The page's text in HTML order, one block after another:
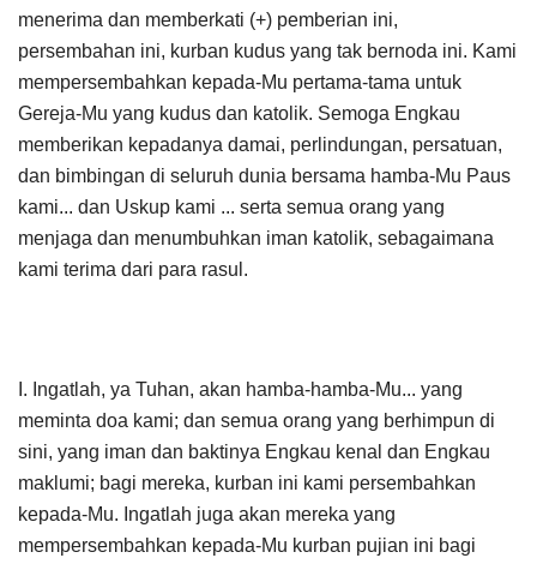
menerima dan memberkati (+) pemberian ini,
persembahan ini, kurban kudus yang tak bernoda ini. Kami
mempersembahkan kepada-Mu pertama-tama untuk
Gereja-Mu yang kudus dan katolik. Semoga Engkau
memberikan kepadanya damai, perlindungan, persatuan,
dan bimbingan di seluruh dunia bersama hamba-Mu Paus
kami... dan Uskup kami ... serta semua orang yang
menjaga dan menumbuhkan iman katolik, sebagaimana
kami terima dari para rasul.
I. Ingatlah, ya Tuhan, akan hamba-hamba-Mu... yang
meminta doa kami; dan semua orang yang berhimpun di
sini, yang iman dan baktinya Engkau kenal dan Engkau
maklumi; bagi mereka, kurban ini kami persembahkan
kepada-Mu. Ingatlah juga akan mereka yang
mempersembahkan kepada-Mu kurban pujian ini bagi